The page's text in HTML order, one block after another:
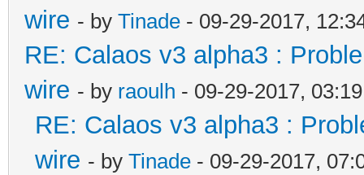
wire - by Tinade - 09-29-2017,
RE: Calaos v3 alpha3 :
wire - by raoulh - 09-29-2017,
RE: Calaos v3 alpha3 :
wire - by Tinade - 09-29-2017,